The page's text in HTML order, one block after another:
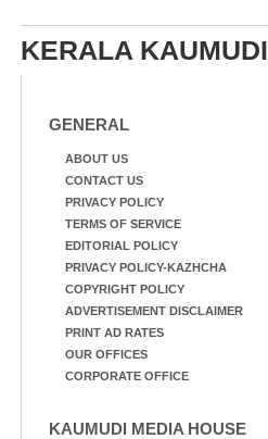
KERALA KAUMUDI
GENERAL
ABOUT US
CONTACT US
PRIVACY POLICY
TERMS OF SERVICE
EDITORIAL POLICY
PRIVACY POLICY-KAZHCHA
COPYRIGHT POLICY
ADVERTISEMENT DISCLAIMER
PRINT AD RATES
OUR OFFICES
CORPORATE OFFICE
KAUMUDI MEDIA HOUSE